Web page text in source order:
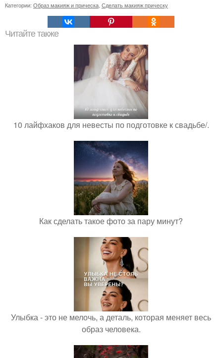
Категории: Образ макияж и прическа Сделать макияж прическу
Читайте также
10 лайфхаков для невесты по подготовке к свадьбе/.
Как сделать такое фото за пару минут?
Улыбка - это не мелочь, а деталь, которая меняет весь
образ человека.